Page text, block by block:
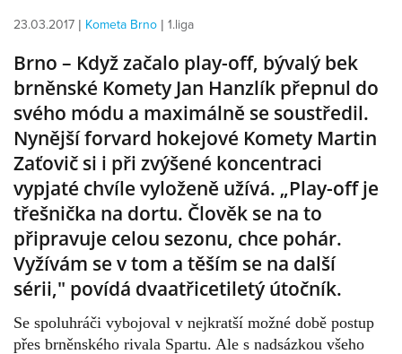
23.03.2017 | Kometa Brno | 1.liga
Brno – Když začalo play-off, bývalý bek
brněnské Komety Jan Hanzlík přepnul do
svého módu a maximálně se soustředil.
Nynější forvard hokejové Komety Martin
Zaťovič si i při zvýšené koncentraci
vypjaté chvíle vyloženě užívá. „Play-off je
třešnička na dortu. Člověk se na to
připravuje celou sezonu, chce pohár.
Vyžívám se v tom a těším se na další
sérii," povídá dvaatřicetiletý útočník.
Se spoluhráči vybojoval v nejkratší možné době postup
přes brněnského rivala Spartu. Ale s nadsázkou všeho